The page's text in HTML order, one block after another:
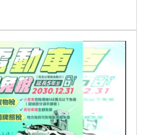
，納稅義務人如遺失或尚未收到
補發。